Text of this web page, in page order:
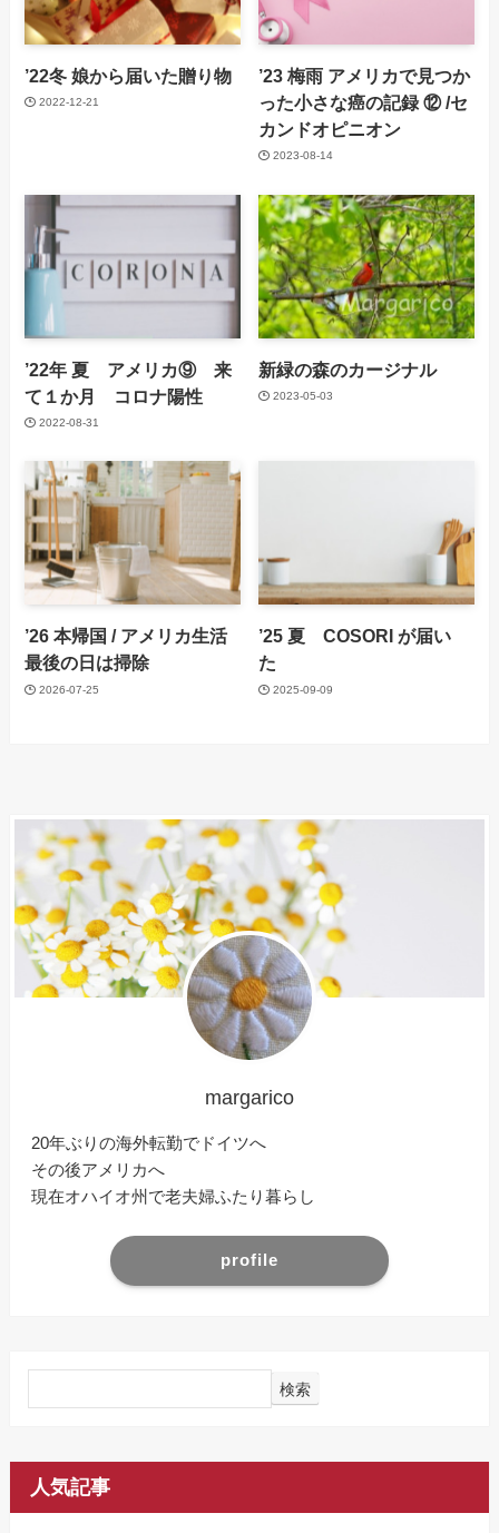
’22冬 娘から届いた贈り物
2022-12-21
’23 梅雨 アメリカで見つか
った小さな癌の記録 ⑫ /セ
カンドオピニオン
2023-08-14
’22年 夏 アメリカ⑨ 来
て１か月 コロナ陽性
2022-08-31
新緑の森のカージナル
2023-05-03
’26 本帰国 / アメリカ生活
最後の日は掃除
2026-07-25
’25 夏 COSORI が届い
た
2025-09-09
margarico
20年ぶりの海外転勤でドイツへ
その後アメリカへ
現在オハイオ州で老夫婦ふたり暮らし
profile
検索
人気記事